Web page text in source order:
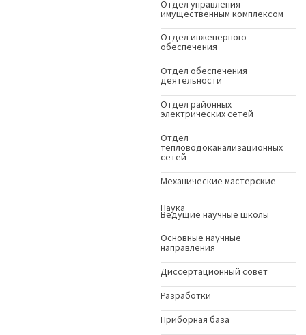
Отдел управления
имущественным комплексом
Отдел инженерного
обеспечения
Отдел обеспечения
деятельности
Отдел районных
электрических сетей
Отдел
тепловодоканализационных
сетей
Механические мастерские
Наука
Ведущие научные школы
Основные научные
направления
Диссертационный совет
Разработки
Приборная база